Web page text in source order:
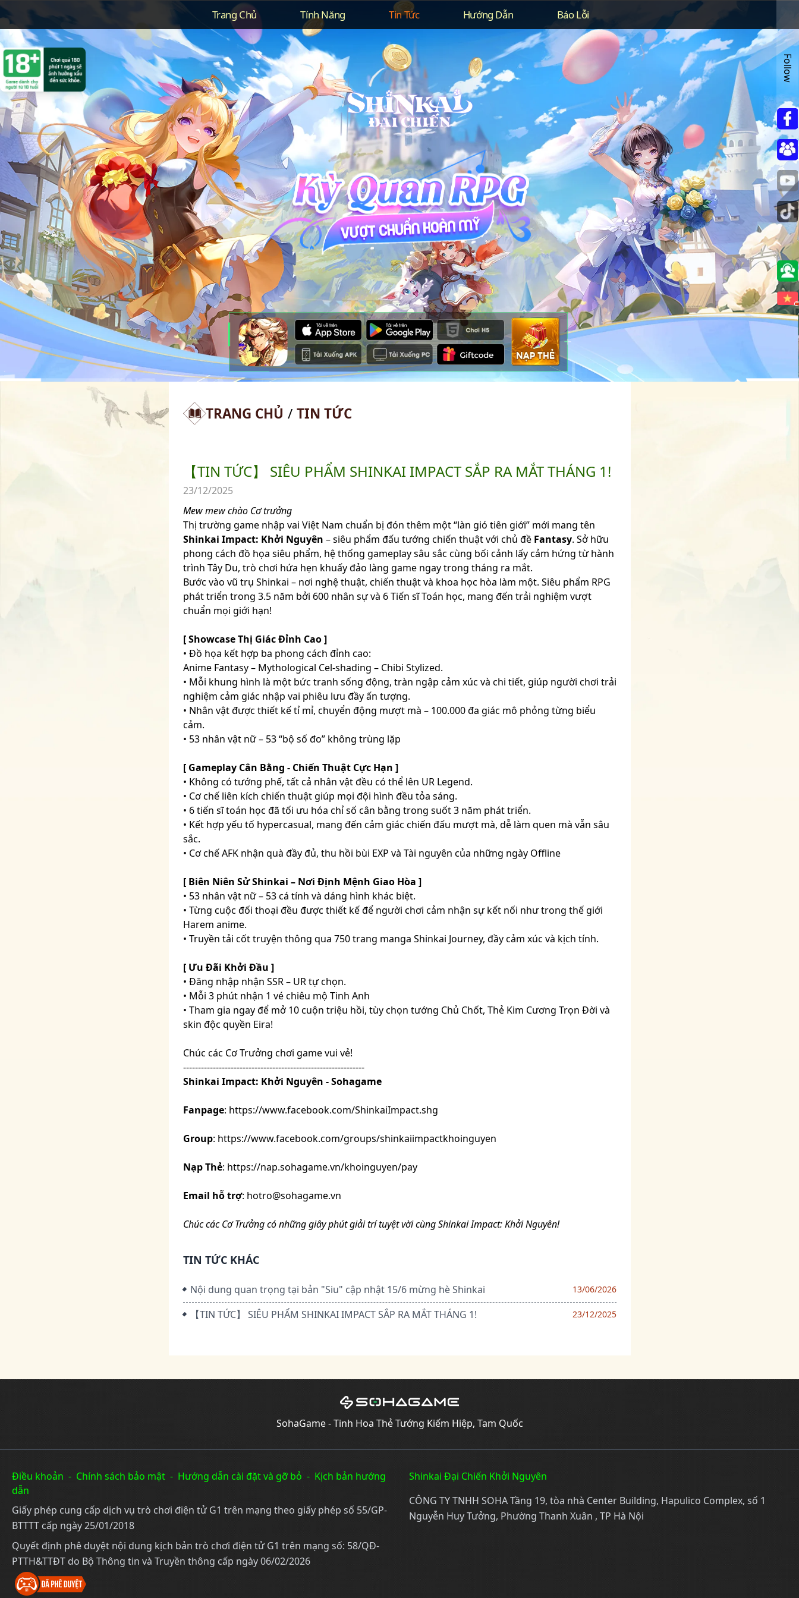
Trang Chủ Tính Năng Tin Tức Hướng Dẫn Báo Lỗi
TRANG CHỦ / TIN TỨC
【TIN TỨC】 SIÊU PHẨM SHINKAI IMPACT SẮP RA MẮT THÁNG 1!
23/12/2025
Mew mew chào Cơ trưởng
Thị trường game nhập vai Việt Nam chuẩn bị đón thêm một “làn gió tiên giới” mới mang tên
Shinkai Impact: Khởi Nguyên – siêu phẩm đấu tướng chiến thuật với chủ đề Fantasy. Sở hữu
phong cách đồ họa siêu phẩm, hệ thống gameplay sâu sắc cùng bối cảnh lấy cảm hứng từ hành
trình Tây Du, trò chơi hứa hẹn khuấy đảo làng game ngay trong tháng ra mắt.
Bước vào vũ trụ Shinkai – nơi nghệ thuật, chiến thuật và khoa học hòa làm một. Siêu phẩm RPG
phát triển trong 3.5 năm bởi 600 nhân sự và 6 Tiến sĩ Toán học, mang đến trải nghiệm vượt
chuẩn mọi giới hạn!
[ Showcase Thị Giác Đỉnh Cao ]
• Đồ họa kết hợp ba phong cách đỉnh cao:
Anime Fantasy – Mythological Cel-shading – Chibi Stylized.
• Mỗi khung hình là một bức tranh sống động, tràn ngập cảm xúc và chi tiết, giúp người chơi trải
nghiệm cảm giác nhập vai phiêu lưu đầy ấn tượng.
• Nhân vật được thiết kế tỉ mỉ, chuyển động mượt mà – 100.000 đa giác mô phỏng từng biểu
cảm.
• 53 nhân vật nữ – 53 “bộ số đo” không trùng lặp
[ Gameplay Cân Bằng - Chiến Thuật Cực Hạn ]
• Không có tướng phế, tất cả nhân vật đều có thể lên UR Legend.
• Cơ chế liên kích chiến thuật giúp mọi đội hình đều tỏa sáng.
• 6 tiến sĩ toán học đã tối ưu hóa chỉ số cân bằng trong suốt 3 năm phát triển.
• Kết hợp yếu tố hypercasual, mang đến cảm giác chiến đấu mượt mà, dễ làm quen mà vẫn sâu
sắc.
• Cơ chế AFK nhận quà đầy đủ, thu hồi bùi EXP và Tài nguyên của những ngày Offline
[ Biên Niên Sử Shinkai – Nơi Định Mệnh Giao Hòa ]
• 53 nhân vật nữ – 53 cá tính và dáng hình khác biệt.
• Từng cuộc đối thoại đều được thiết kế để người chơi cảm nhận sự kết nối như trong thế giới
Harem anime.
• Truyền tải cốt truyện thông qua 750 trang manga Shinkai Journey, đầy cảm xúc và kịch tính.
[ Ưu Đãi Khởi Đầu ]
• Đăng nhập nhận SSR – UR tự chọn.
• Mỗi 3 phút nhận 1 vé chiêu mộ Tinh Anh
• Tham gia ngay để mở 10 cuộn triệu hồi, tùy chọn tướng Chủ Chốt, Thẻ Kim Cương Trọn Đời và
skin độc quyền Eira!
Chúc các Cơ Trưởng chơi game vui vẻ!
-------------------------------------------------------------
Shinkai Impact: Khởi Nguyên - Sohagame
Fanpage: https://www.facebook.com/ShinkaiImpact.shg
Group: https://www.facebook.com/groups/shinkaiimpactkhoinguyen
Nạp Thẻ: https://nap.sohagame.vn/khoinguyen/pay
Email hỗ trợ: hotro@sohagame.vn
Chúc các Cơ Trưởng có những giây phút giải trí tuyệt vời cùng Shinkai Impact: Khởi Nguyên!
TIN TỨC KHÁC
Nội dung quan trọng tại bản "Siu" cập nhật 15/6 mừng hè Shinkai 13/06/2026
【TIN TỨC】 SIÊU PHẨM SHINKAI IMPACT SẮP RA MẮT THÁNG 1! 23/12/2025
Follow
🇻🇳
SohaGame - Tinh Hoa Thẻ Tướng Kiếm Hiệp, Tam Quốc
Điều khoản - Chính sách bảo mật - Hướng dẫn cài đặt và gỡ bỏ - Kịch bản hướng
dẫn
Giấy phép cung cấp dịch vụ trò chơi điện tử G1 trên mạng theo giấy phép số 55/GP-
BTTTT cấp ngày 25/01/2018
Quyết định phê duyệt nội dung kịch bản trò chơi điện tử G1 trên mạng số: 58/QĐ-
PTTH&TTĐT do Bộ Thông tin và Truyền thông cấp ngày 06/02/2026
Shinkai Đại Chiến Khởi Nguyên
CÔNG TY TNHH SOHA Tầng 19, tòa nhà Center Building, Hapulico Complex, số 1
Nguyễn Huy Tưởng, Phường Thanh Xuân , TP Hà Nội